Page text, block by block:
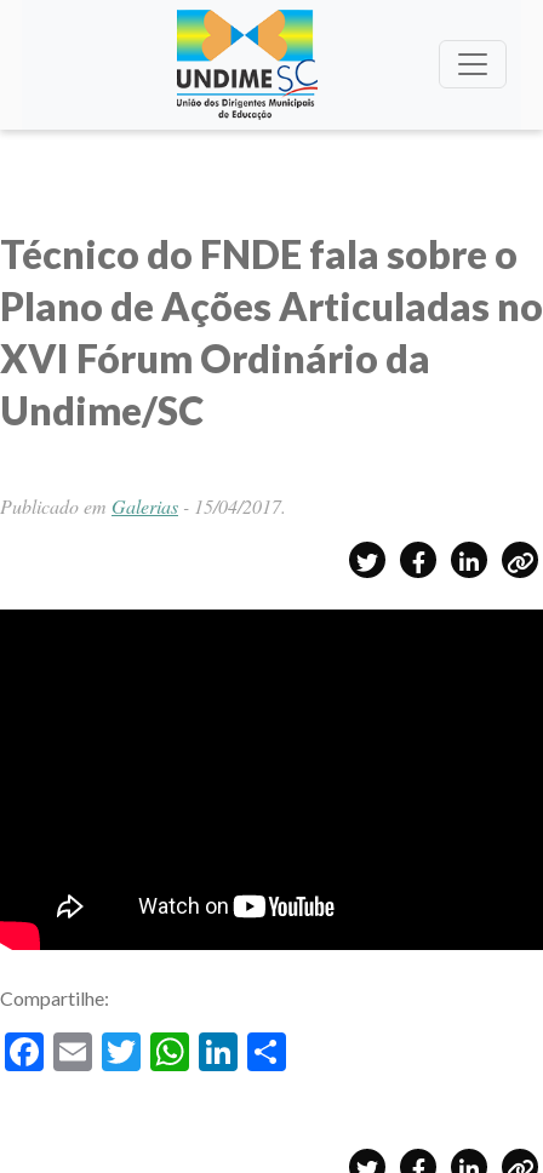
Técnico do FNDE fala sobre o
Plano de Ações Articuladas no
XVI Fórum Ordinário da
Undime/SC
Publicado em Galerias - 15/04/2017.
Compartilhe:
Facebook
EmailTwitterWhatsApp
LinkedIn